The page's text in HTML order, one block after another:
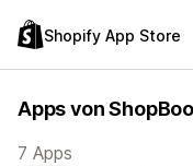
Shopify App Store
Apps von
7 Apps